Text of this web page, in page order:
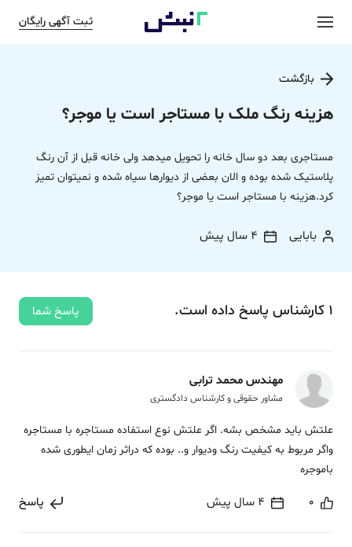
ثبت آگهی رایگان
بازگشت
هزینه رنگ ملک با مستاجر است یا موجر؟
مستاجری بعد دو سال خانه را تحویل میدهد ولی خانه قبل از آن رنگ
پلاستیک شده بوده و الان بعضی از دیوارها سیاه شده و نمیتوان تمیز
کرد.هزینه با مستاجر است یا موجر؟
بابایی 4 سال پیش
1 کارشناس پاسخ داده‌ است. پاسخ شما
مهندس محمد ترابی
مشاور حقوقی و کارشناس دادگستری
علتش باید مشخص بشه. اگر علتش نوع استفاده مستاجره با مستاجره
واگر مربوط به کیفیت رنگ ودیوار و.. بوده که دراثر زمان ایطوری شده
باموجره
0 4 سال پیش پاسخ